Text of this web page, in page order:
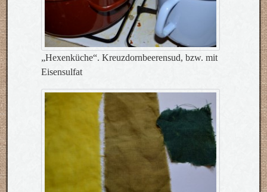
„Hexenküche“. Kreuzdornbeerensud, bzw. mit
Eisensulfat